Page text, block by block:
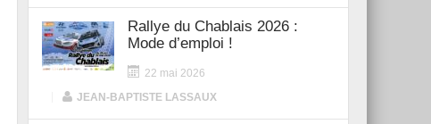
Rallye du Chablais 2026 :
Mode d’emploi !
22 mai 2026
JEAN-BAPTISTE LASSAUX